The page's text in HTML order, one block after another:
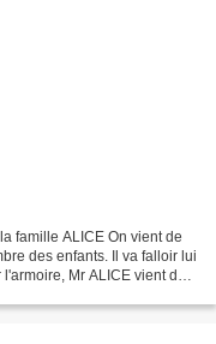
famille ALICE On vient de
des enfants. Il va falloir lui
Mr ALICE vient de